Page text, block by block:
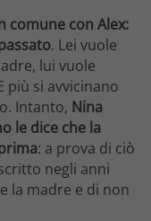
comune con Alex:
. Lei vuole
lui vuole
più si avvicinano
Intanto, Nina
le dice che la
: a prova di ciò
negli anni
la madre e di non